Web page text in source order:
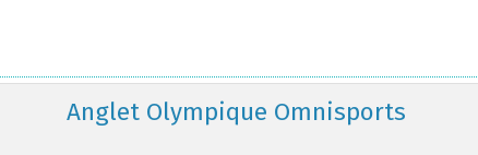
Anglet Olympique Omnisports